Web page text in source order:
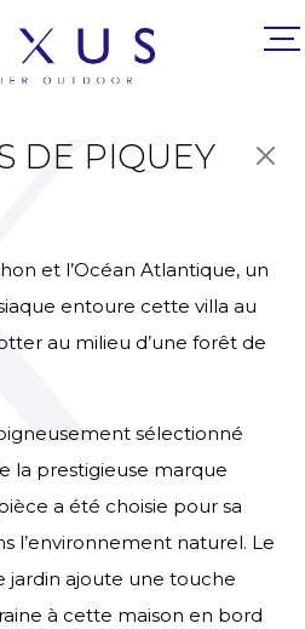
DE PIQUEY
et l’Océan Atlantique, un
entoure cette villa au
au milieu d’une forêt de
sélectionné
la prestigieuse marque
a été choisie pour sa
l’environnement naturel. Le
jardin ajoute une touche
à cette maison en bord